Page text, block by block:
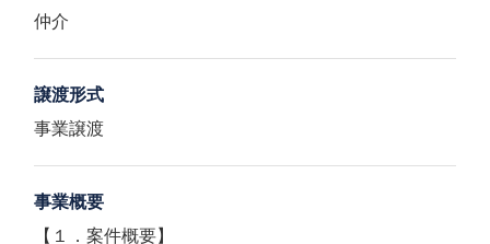
仲介
譲渡形式
事業譲渡
事業概要
【１．案件概要】